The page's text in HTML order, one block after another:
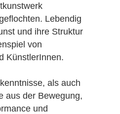
Lebendig
und ihre Struktur
von
KünstlerInnen.
als auch
aus der Bewegung,
und